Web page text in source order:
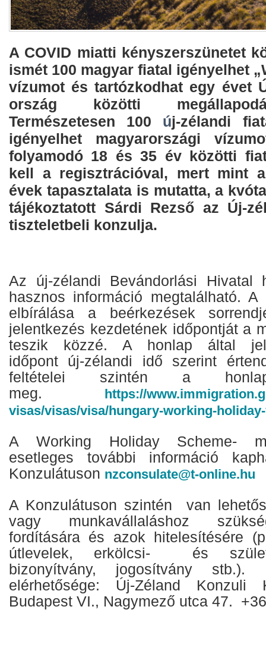
A COVID miatti kényszerszünetet
ismét 100 magyar fiatal igényelhet
vízumot és tartózkodhat egy évet
ország közötti
Természetesen 100 új-zélandi
igényelhet magyarországi
folyamodó 18 és 35 év közötti
kell a regisztrációval, mert mint
évek tapasztalata is mutatta, a
tájékoztatott Sárdi Rezső az Új-
tiszteletbeli konzulja.
Az új-zélandi Bevándorlási Hivatal
hasznos információ megtalálható.
elbírálása a beérkezések
jelentkezés kezdetének időpontját a
teszik közzé. A honlap által
időpont új-zélandi idő szerint
feltételei szintén a
meg. https://
visas/visas/visa/hungary-working-
A Working Holiday Scheme-
esetleges további információ
Konzulátuson nzconsulate@t-online.hu
A Konzulátuson szintén van
vagy munkavállaláshoz
fordítására és azok hitelesítésére
útlevelek, erkölcsi- és
bizonyítvány, jogosítvány
elérhetősége: Új-Zéland Konzuli
Budapest VI., Nagymező utca 47.